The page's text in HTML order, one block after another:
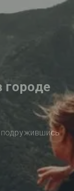
городе
подружившись